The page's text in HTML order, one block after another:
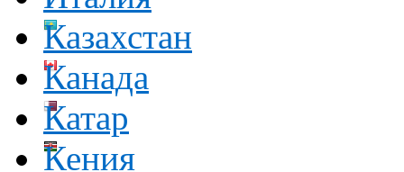
Казахстан
Канада
Катар
Кения